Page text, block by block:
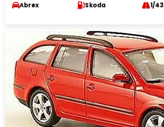
Abrex Skoda 1/43